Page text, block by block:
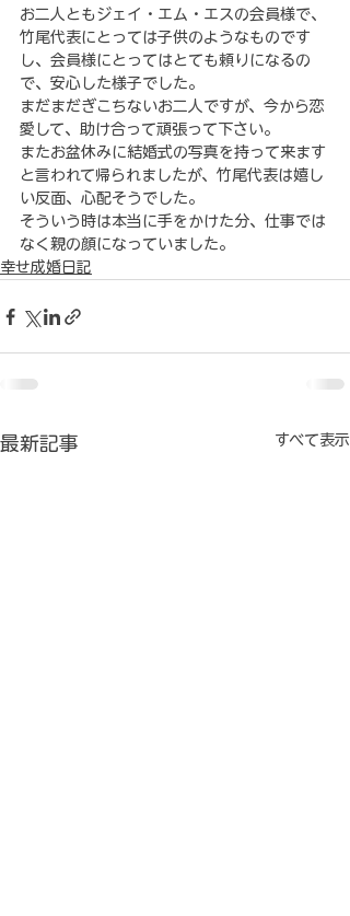
お二人ともジェイ・エム・エスの会員様で、
竹尾代表にとっては子供のようなものです
し、会員様にとってはとても頼りになるの
で、安心した様子でした。
まだまだぎこちないお二人ですが、今から恋
愛して、助け合って頑張って下さい。
またお盆休みに結婚式の写真を持って来ます
と言われて帰られましたが、竹尾代表は嬉し
い反面、心配そうでした。
そういう時は本当に手をかけた分、仕事では
なく親の顔になっていました。
幸せ成婚日記
最新記事 すべて表示